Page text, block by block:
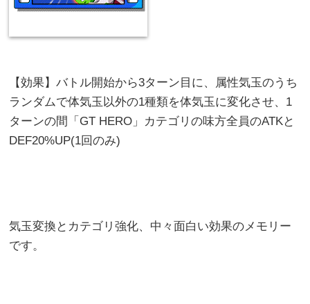
【効果】バトル開始から3ターン目に、属性気玉のうち
ランダムで体気玉以外の1種類を体気玉に変化させ、1
ターンの間「GT HERO」カテゴリの味方全員のATKと
DEF20%UP(1回のみ)
気玉変換とカテゴリ強化、中々面白い効果のメモリー
です。